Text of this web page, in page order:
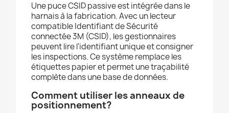
Une puce CSID passive est intégrée dans le
harnais à la fabrication. Avec un lecteur
compatible Identifiant de Sécurité
connectée 3M (CSID), les gestionnaires
peuvent lire l'identifiant unique et consigner
les inspections. Ce système remplace les
étiquettes papier et permet une traçabilité
complète dans une base de données.
Comment utiliser les anneaux de
positionnement?